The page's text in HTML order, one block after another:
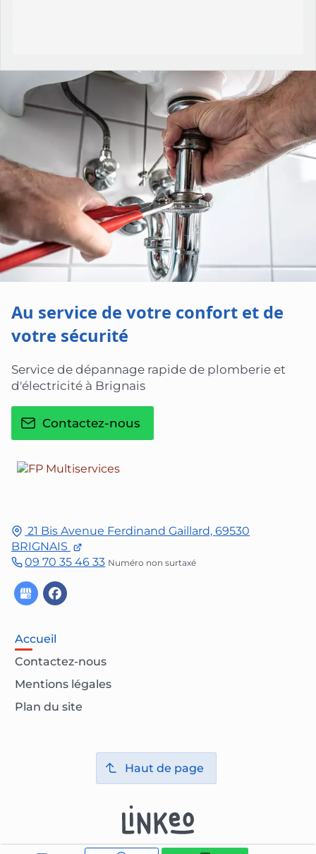
21 Bis Avenue Ferdinand Gaillard,69530
BRIGNAIS
09 70 35 46 33 Numéro non surtaxé
Accueil
Contactez-nous
Mentions légales
Plan du site
Au service de votre confort et de
votre sécurité
Service de dépannage rapide de plomberie et
d'électricité à Brignais
Contactez-nous
Haut de page